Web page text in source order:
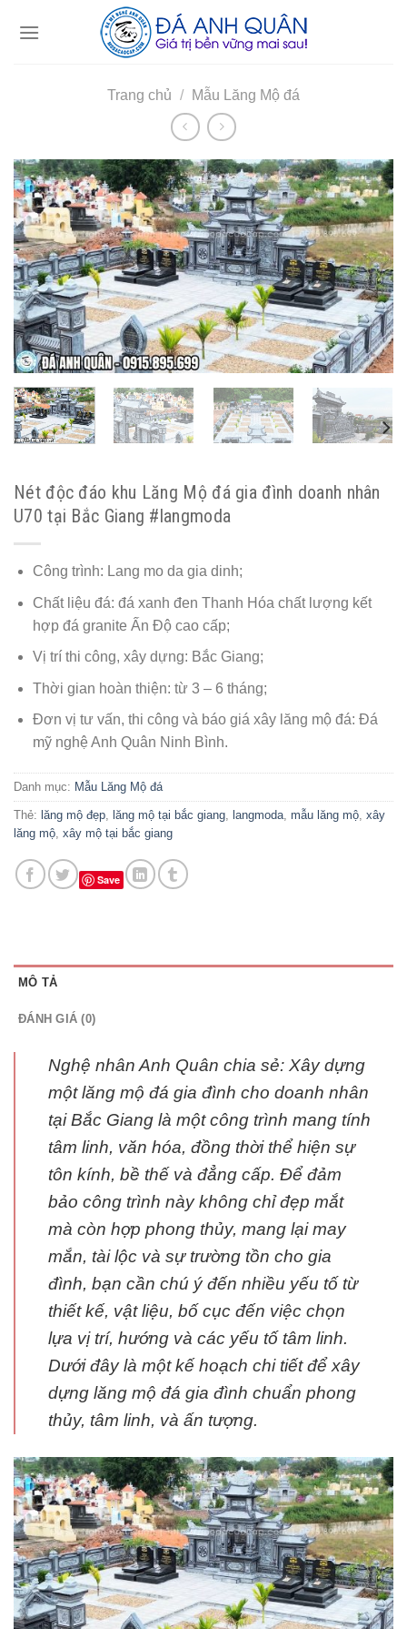
Trang chủ / Mẫu Lăng Mộ đá
Nét độc đáo khu Lăng Mộ đá gia đình doanh nhân
U70 tại Bắc Giang #langmoda
Công trình: Lang mo da gia dinh;
Chất liệu đá: đá xanh đen Thanh Hóa chất lượng kết
hợp đá granite Ấn Độ cao cấp;
Vị trí thi công, xây dựng: Bắc Giang;
Thời gian hoàn thiện: từ 3 – 6 tháng;
Đơn vị tư vấn, thi công và báo giá xây lăng mộ đá: Đá
mỹ nghệ Anh Quân Ninh Bình.
Danh mục: Mẫu Lăng Mộ đá
Thẻ: lăng mộ đẹp, lăng mộ tại bắc giang, langmoda, mẫu lăng mộ, xây
lăng mộ, xây mộ tại bắc giang
Save
MÔ TẢ
ĐÁNH GIÁ (0)
Nghệ nhân Anh Quân chia sẻ: Xây dựng
một lăng mộ đá gia đình cho doanh nhân
tại Bắc Giang là một công trình mang tính
tâm linh, văn hóa, đồng thời thể hiện sự
tôn kính, bề thế và đẳng cấp. Để đảm
bảo công trình này không chỉ đẹp mắt
mà còn hợp phong thủy, mang lại may
mắn, tài lộc và sự trường tồn cho gia
đình, bạn cần chú ý đến nhiều yếu tố từ
thiết kế, vật liệu, bố cục đến việc chọn
lựa vị trí, hướng và các yếu tố tâm linh.
Dưới đây là một kế hoạch chi tiết để xây
dựng lăng mộ đá gia đình chuẩn phong
thủy, tâm linh, và ấn tượng.